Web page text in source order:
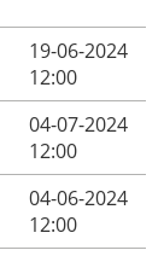
19-06-2024
12:00
04-07-2024
12:00
04-06-2024
12:00